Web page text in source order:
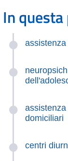
In
domiciliari
centri